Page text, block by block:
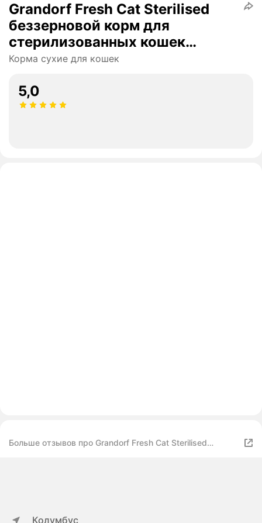
Grandorf Fresh Cat Sterilised
беззерновой корм для
стерилизованных кошек
Ягненок с бататом, 400 г.
Корма сухие для кошек
5,0
Больше отзывов про Grandorf Fresh Cat Sterilised
Колумбус